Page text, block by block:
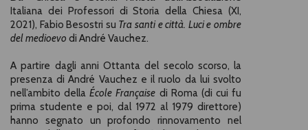
Italiana dei Professori di Storia della Chiesa (XI,
2021), Fabio Besostri su Tra santi e città. Luci e ombre
del medioevo di André Vauchez.
A partire dagli anni Ottanta del secolo scorso, la
presenza di André Vauchez e il ruolo da lui svolto
nell’ambito della École Française di Roma (di cui fu
prima studente e poi, dal 1972 al 1979 direttore)
hanno segnato un profondo rinnovamento nel